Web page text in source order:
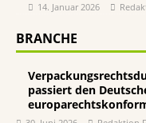
14. Januar 2026
BRANCHE
passiert den